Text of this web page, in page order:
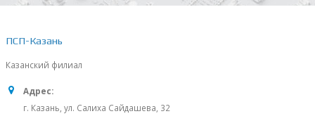
ПСП-Казань
Казанский филиал
Адрес:
г. Казань, ул. Салиха Сайдашева, 32